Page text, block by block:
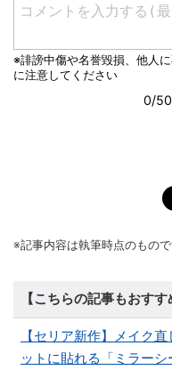
※記事内容は執筆時点のもの
【こちらの記事もおすす
【セリア新作】メイク
ットに貼れる「ミラー